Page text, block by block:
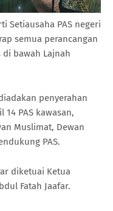
Setiausaha PAS negeri
semua perancangan
bawah Lajnah
penyerahan
PAS kawasan,
Muslimat, Dewan
PAS.
diketuai Ketua
Fatah Jaafar.